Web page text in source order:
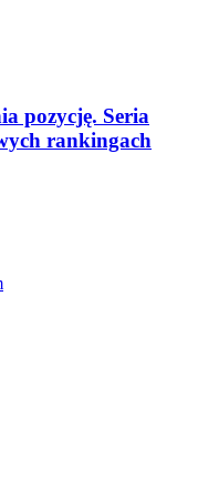
pozycję. Seria
rankingach